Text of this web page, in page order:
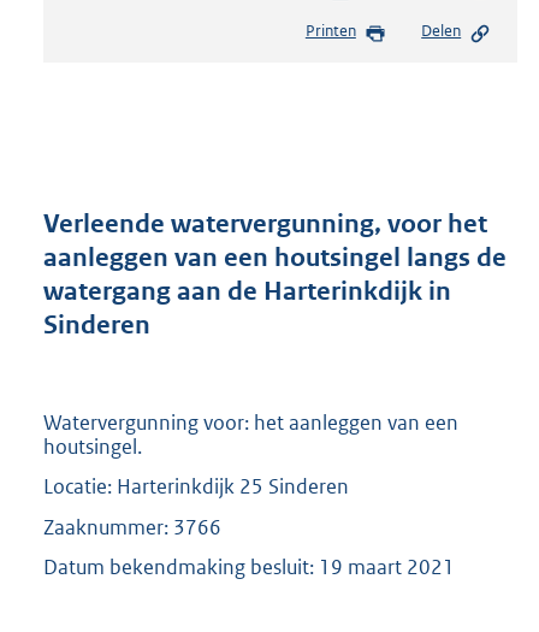
s
r
o
t
0
b
Printen Delen
Verleende watervergunning, voor het
aanleggen van een houtsingel langs de
watergang aan de Harterinkdijk in
Sinderen
Watervergunning voor: het aanleggen van een
houtsingel.
Locatie: Harterinkdijk 25 Sinderen
Zaaknummer: 3766
Datum bekendmaking besluit: 19 maart 2021